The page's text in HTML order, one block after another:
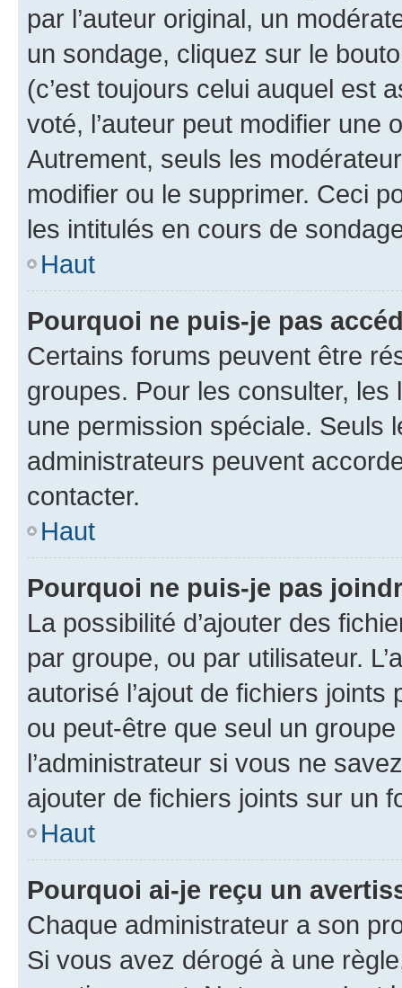
par l’auteur original, un
un sondage, cliquez sur le
(c’est toujours celui auquel est
voté, l’auteur peut modifier une
Autrement, seuls les
modifier ou le supprimer. Ceci
les intitulés en cours de
Haut
Pourquoi ne puis-je pas
Certains forums peuvent être
groupes. Pour les consulter,
une permission spéciale. Seuls
administrateurs peuvent
contacter.
Haut
Pourquoi ne puis-je pas
La possibilité d’ajouter des
par groupe, ou par utilisateur.
autorisé l’ajout de fichiers
ou peut-être que seul un
l’administrateur si vous ne
ajouter de fichiers joints sur un
Haut
Pourquoi ai-je reçu un
Chaque administrateur a son
Si vous avez dérogé à une